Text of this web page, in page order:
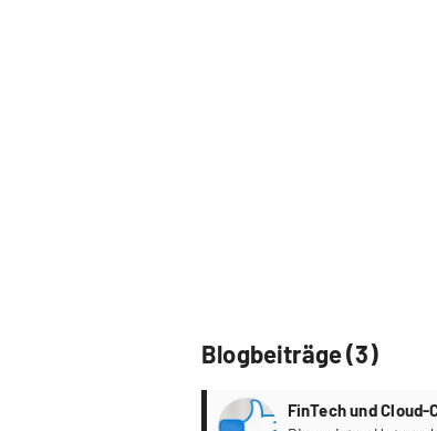
Blogbeiträge (3)
FinTech und